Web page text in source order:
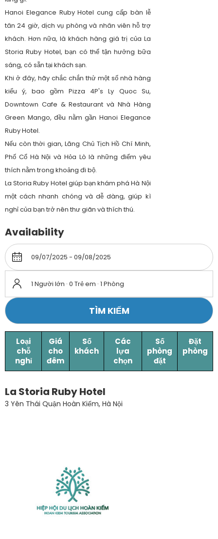
Hanoi Elegance Ruby Hotel cung cấp bàn lễ
tân 24 giờ, dịch vụ phòng và nhân viên hỗ trợ
khách. Hơn nữa, là khách hàng giá trị của La
Storia Ruby Hotel, bạn có thể tận hưởng bữa
sáng, có sẵn tại khách sạn.
Khi ở đây, hãy chắc chắn thử một số nhà hàng
kiểu ý, bao gồm Pizza 4P's Ly Quoc Su,
Downtown Cafe & Restaurant và Nhà Hàng
Green Mango, đều nằm gần Hanoi Elegance
Ruby Hotel.
Nếu còn thời gian, Lăng Chủ Tịch Hồ Chí Minh,
Phố Cổ Hà Nội và Hỏa Lò là những điểm yêu
thích nằm trong khoảng đi bộ.
La Storia Ruby Hotel giúp bạn khám phá Hà Nội
một cách nhanh chóng và dễ dàng, giúp kì
nghỉ của bạn trở nên thư giãn và thích thú.
Availability
1 Người lớn · 0 Trẻ em · 1 Phòng
TÌM KIẾM
Loại
chỗ
nghỉ
Giá
cho
đêm
Số
khách
Các
lựa
chọn
Số
phòng
đặt
Đặt
phòng
La Storia Ruby Hotel
3 Yên Thái Quận Hoàn Kiếm, Hà Nội